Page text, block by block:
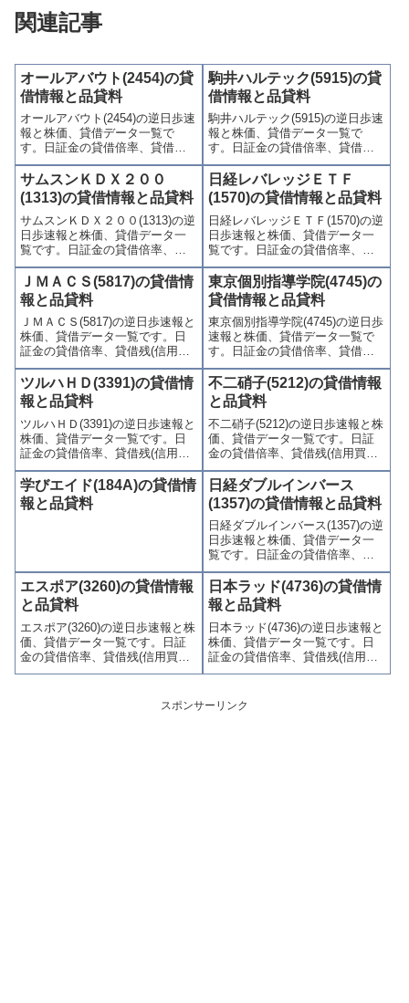
関連記事
オールアバウト(2454)の貸
借情報と品貸料
オールアバウト(2454)の逆日歩速
報と株価、貸借データ一覧で
す。日証金の貸借倍率、貸借残
(信用買残、信用売残)、品貸料
(逆日歩)、東証の週末残高、規制
(注意喚起・申込停止)など、空売
り関連情報を集計し、図解でわ
かりやすくまとめて掲載してい
ます。
駒井ハルテック(5915)の貸
借情報と品貸料
駒井ハルテック(5915)の逆日歩速
報と株価、貸借データ一覧で
す。日証金の貸借倍率、貸借残
(信用買残、信用売残)、品貸料
(逆日歩)、東証の週末残高、規制
(注意喚起・申込停止)など、空売
り関連情報を集計し、図解でわ
かりやすくまとめて掲載してい
ます。
サムスンＫＤＸ２００
(1313)の貸借情報と品貸料
サムスンＫＤＸ２００(1313)の逆
日歩速報と株価、貸借データ一
覧です。日証金の貸借倍率、貸
借残(信用買残、信用売残)、品貸
料(逆日歩)、東証の週末残高、規
制(注意喚起・申込停止)など、空
売り関連情報を集計し、図解で
わかりやすくまとめて掲載して
います。
日経レバレッジＥＴＦ
(1570)の貸借情報と品貸料
日経レバレッジＥＴＦ(1570)の逆
日歩速報と株価、貸借データ一
覧です。日証金の貸借倍率、貸
借残(信用買残、信用売残)、品貸
料(逆日歩)、東証の週末残高、規
制(注意喚起・申込停止)など、空
売り関連情報を集計し、図解で
わかりやすくまとめて掲載して
います。
ＪＭＡＣＳ(5817)の貸借情
報と品貸料
ＪＭＡＣＳ(5817)の逆日歩速報と
株価、貸借データ一覧です。日
証金の貸借倍率、貸借残(信用買
残、信用売残)、品貸料(逆日
歩)、東証の週末残高、規制(注意
喚起・申込停止)など、空売り関
連情報を集計し、図解でわかり
やすくまとめて掲載していま
す。
東京個別指導学院(4745)の
貸借情報と品貸料
東京個別指導学院(4745)の逆日歩
速報と株価、貸借データ一覧で
す。日証金の貸借倍率、貸借残
(信用買残、信用売残)、品貸料
(逆日歩)、東証の週末残高、規制
(注意喚起・申込停止)など、空売
り関連情報を集計し、図解でわ
かりやすくまとめて掲載してい
ます。
ツルハＨＤ(3391)の貸借情
報と品貸料
ツルハＨＤ(3391)の逆日歩速報と
株価、貸借データ一覧です。日
証金の貸借倍率、貸借残(信用買
残、信用売残)、品貸料(逆日
歩)、東証の週末残高、規制(注意
喚起・申込停止)など、空売り関
連情報を集計し、図解でわかり
不二硝子(5212)の貸借情報
と品貸料
不二硝子(5212)の逆日歩速報と株
価、貸借データ一覧です。日証
金の貸借倍率、貸借残(信用買
残、信用売残)、品貸料(逆日
歩)、東証の週末残高、規制(注意
喚起・申込停止)など、空売り関
連情報を集計し、図解でわかり
やすくまとめて掲載していま
す。
学びエイド(184A)の貸借情
報と品貸料
日経ダブルインバース
(1357)の貸借情報と品貸料
日経ダブルインバース(1357)の逆
日歩速報と株価、貸借データ一
覧です。日証金の貸借倍率、貸
借残(信用買残、信用売残)、品貸
料(逆日歩)、東証の週末残高、規
制(注意喚起・申込停止)など、空
売り関連情報を集計し、図解で
わかりやすくまとめて掲載して
います。
エスポア(3260)の貸借情報
と品貸料
エスポア(3260)の逆日歩速報と株
価、貸借データ一覧です。日証
金の貸借倍率、貸借残(信用買
残、信用売残)、品貸料(逆日
喚起・申込停止)など、空売り関
連情報を集計し、図解でわかり
日本ラッド(4736)の貸借情
報と品貸料
日本ラッド(4736)の逆日歩速報と
株価、貸借データ一覧です。日
証金の貸借倍率、貸借残(信用買
残、信用売残)、品貸料(逆日
喚起・申込停止)など、空売り関
連情報を集計し、図解でわかり
スポンサーリンク